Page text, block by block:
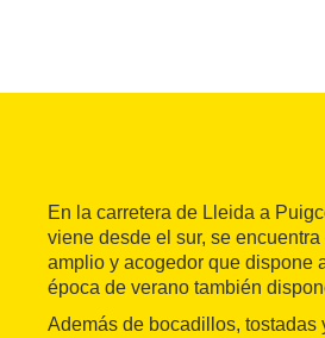
En la carretera de Lleida a
viene desde el sur, se
amplio y acogedor que dispone
época de verano también
Además de bocadillos, tostadas